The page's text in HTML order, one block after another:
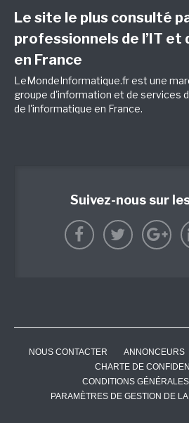
Le site le plus consulté
professionnels de l’IT et
en France
LeMondeInformatique.fr est une
groupe d'information et de services
de l'informatique en France.
Suivez-nous sur
NOUS CONTACTER ANNONCEURS
CHARTE DE
CONDITIONS
PARAMÈTRES DE GESTION DE